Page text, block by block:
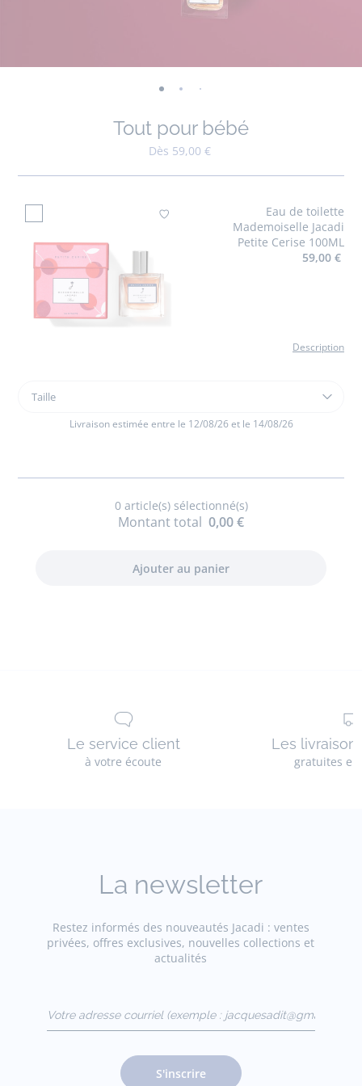
-
01 02 03 04
Tout pour bébé
Dès 59,00 €
Ajouter à mes
Eau de toilette
Mademoiselle Jacadi
Petite Cerise 100ML
59,00 €
Description
Taille
Eau
Jacadi
Taille
Livraison estimée entre le 12/08/26 et le 14/08/26
0article(s) sélectionné(s)
Montant total 0,00 €
Le service client
à votre écoute
Les
gratuites
La newsletter
Restez informés des nouveautés Jacadi : ventes
privées, offres exclusives, nouvelles collections et
actualités
(exemple :
jacquesadit@gmail.com)
S'inscrire